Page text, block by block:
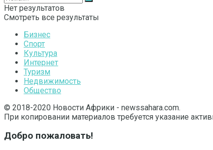
Нет результатов
Смотреть все результаты
Бизнес
Спорт
Культура
Интернет
Туризм
Недвижимость
Общество
© 2018-2020 Новости Африки - newssahara.com.
При копировании материалов требуется указание
Добро пожаловать!